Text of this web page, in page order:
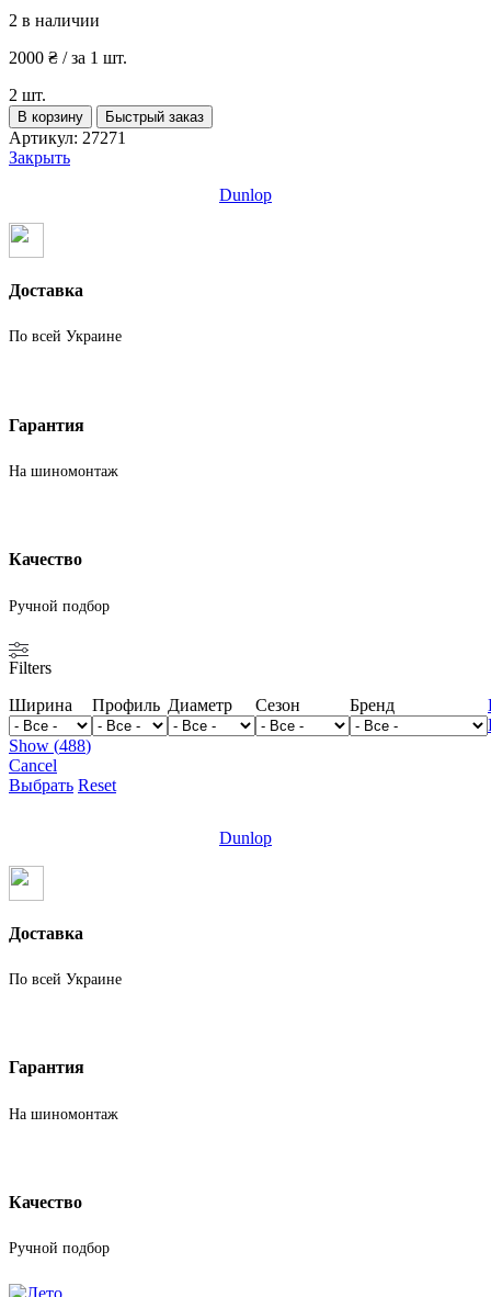
2 в наличии
2000 ₴ / за 1 шт.
2 шт.
Количество
товара
Шины
R21
В корзину Быстрый заказ
Артикул: 27271
Закрыть
Dunlop
Доставка
По всей Украине
Гарантия
На шиномонтаж
Качество
Ручной подбор
Filters
Ширина
Профиль Диаметр Сезон Бренд
Show (488)
Cancel
Выбрать Reset
Dunlop
Доставка
По всей Украине
Гарантия
На шиномонтаж
Качество
Ручной подбор